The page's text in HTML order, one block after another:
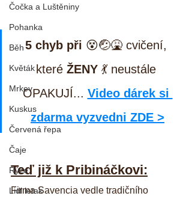
Čočka a Luštěniny
Pohanka
Běh
Květák
Mrkev
Kuskus
Červená řepa
Čaje
Rýže
Lidl letak
5 chyb při 😵🤕🤮 cvičení,
které ŽENY 💃 neustále
OPAKUJÍ... Video dárek si
zdarma vyzvedni ZDE >
Teď již k Pribináčkovi:
Firma Savencia vedle tradičního